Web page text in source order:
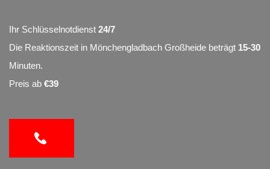
Ihr Schlüsselnotdienst 24/7
Die Reaktionszeit in Mönchengladbach Großheide beträgt 15-30
Minuten.
Preis ab €39